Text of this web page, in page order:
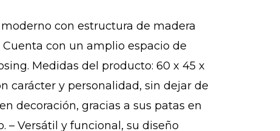
con estructura de madera
con un amplio espacio de
Medidas del producto: 60 x 45 x
carácter y personalidad, sin dejar de
decoración, gracias a sus patas en
– Versátil y funcional, su diseño